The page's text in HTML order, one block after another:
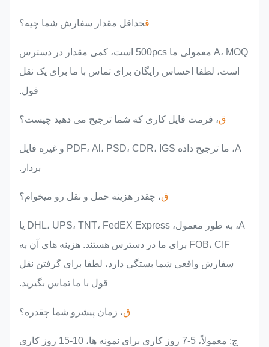
حداقل مقدار سفارش شما چيه؟
A، MOQ معمولی ما 500pcs است، کمی مقدار در دسترس
است، لطفا احساس رایگان برای تماس با ما برای یک نقل
، فرمت فایل کاری که شما ترجیح می دهید چیست؟
A، ما ترجیح داده PDF، Al، PSD، CDR، IGS و غیره فایل
بردار.
، چقدر هزینه حمل و نقل رو ميخوام؟
A، به طور معمول، DHL، UPS، TNT، FedEX Express یا
FOB، CIF برای ما در دسترس هستند. هزینه های آن به
سفارش واقعی شما بستگی دارد، لطفا برای گرفتن نقل
قول با ما تماس بگیرید.
، زمان پیشرو شما چقدره؟
ج: معمولاً، 5-7 روز کاری برای نمونه ها، 10-15 روز کاری